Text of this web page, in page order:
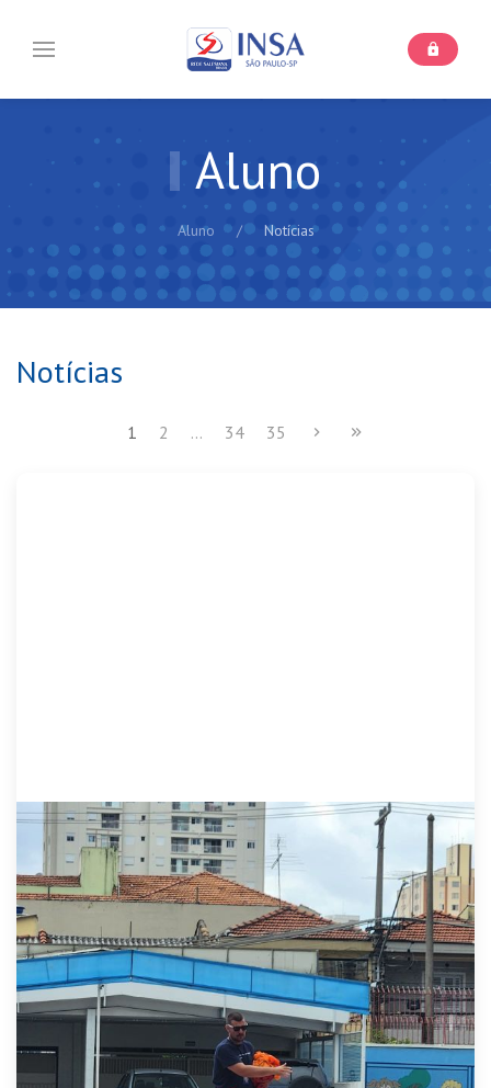
Aluno
Aluno Notícias
Notícias
1 2 ... 34 35